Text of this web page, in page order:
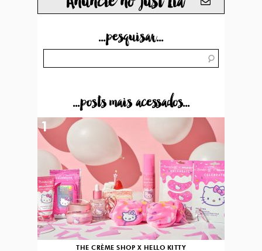
...pesquisar...
...posts mais acessados...
THE CRÈME SHOP X HELLO KITTY
1